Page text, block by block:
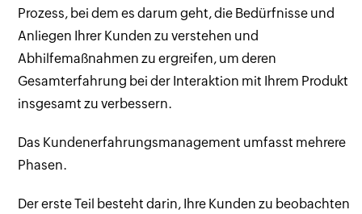
Prozess, bei dem es darum geht, die Bedürfnisse und
Anliegen Ihrer Kunden zu verstehen und
Abhilfemaßnahmen zu ergreifen, um deren
Gesamterfahrung bei der Interaktion mit Ihrem Produkt
insgesamt zu verbessern.
Das Kundenerfahrungsmanagement umfasst mehrere
Phasen.
Der erste Teil besteht darin, Ihre Kunden zu beobachten